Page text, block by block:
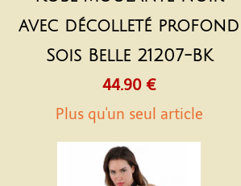
avec décolleté profond
Sois Belle 21207-BK
44.90 €
Plus qu'un seul article